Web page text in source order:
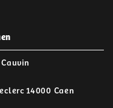
14000 Caen